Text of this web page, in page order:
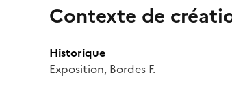
Contexte de
Historique
Exposition, Bordes F.